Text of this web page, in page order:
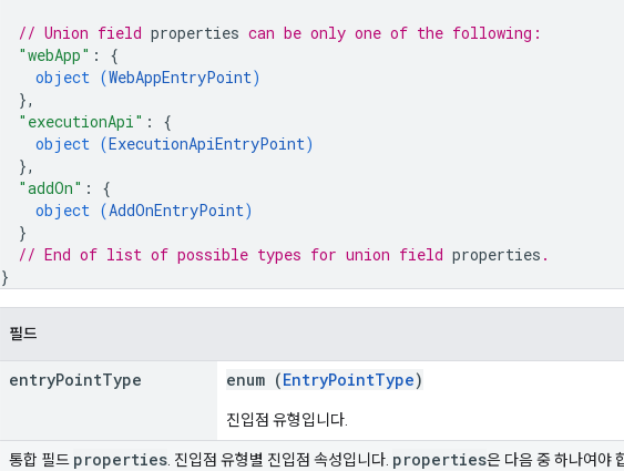
// Union field properties can be only one of the following:
"webApp" : {
object (WebAppEntryPoint)
},
"executionApi" : {
object (ExecutionApiEntryPoint)
},
"addOn" : {
object (AddOnEntryPoint)
}
// End of list of possible types for union field properties .
}
필드
entryPointType enum (EntryPointType)
진입점 유형입니다.
통합 필드 properties . 진입점 유형별 진입점 속성입니다. properties은 다음 중 하나여야